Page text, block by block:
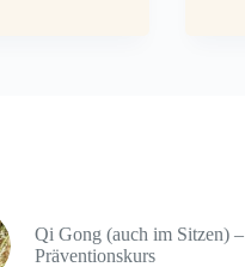
Qi Gong (auch im Sitzen) –
Präventionskurs